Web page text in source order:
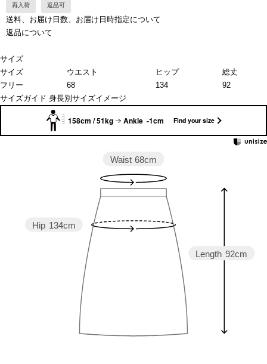
再入荷 返品可
送料、お届け日数、お届け日時指定について
返品について
サイズ
サイズ
ウエスト ヒップ
総丈
フリー
68 134
92
サイズガイド 身長別サイズイメージ
158cm / 51kg Ankle -1cm Find your size
Length 92cm
Hip 134cm
Waist 68cm